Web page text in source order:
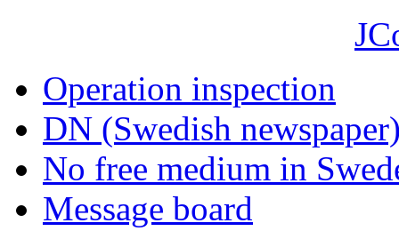
Operation inspection
DN (Swedish
No free medium in
Message board